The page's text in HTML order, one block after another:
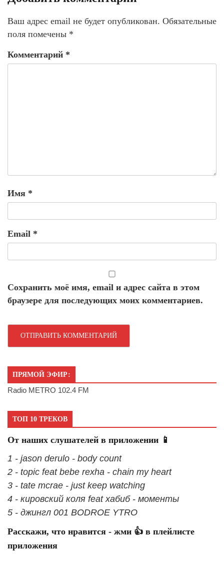
Ваш адрес email не будет опубликован. Обязательные
поля помечены *
Комментарий *
Имя *
Email *
Сохранить моё имя, email и адрес сайта в этом
браузере для последующих моих комментариев.
ПРЯМОЙ ЭФИР:
Radio METRO 102.4 FM
ТОП 10 ТРЕКОВ
От наших слушателей в приложении 📱
1 - jason derulo - body count
2 - topic feat bebe rexha - chain my heart
3 - tate mcrae - just keep watching
4 - кировский коля feat хабиб - моменты
5 - джингл 001 BODROE YTRO
Расскажи, что нравится - жми 👍 в плейлисте
приложения